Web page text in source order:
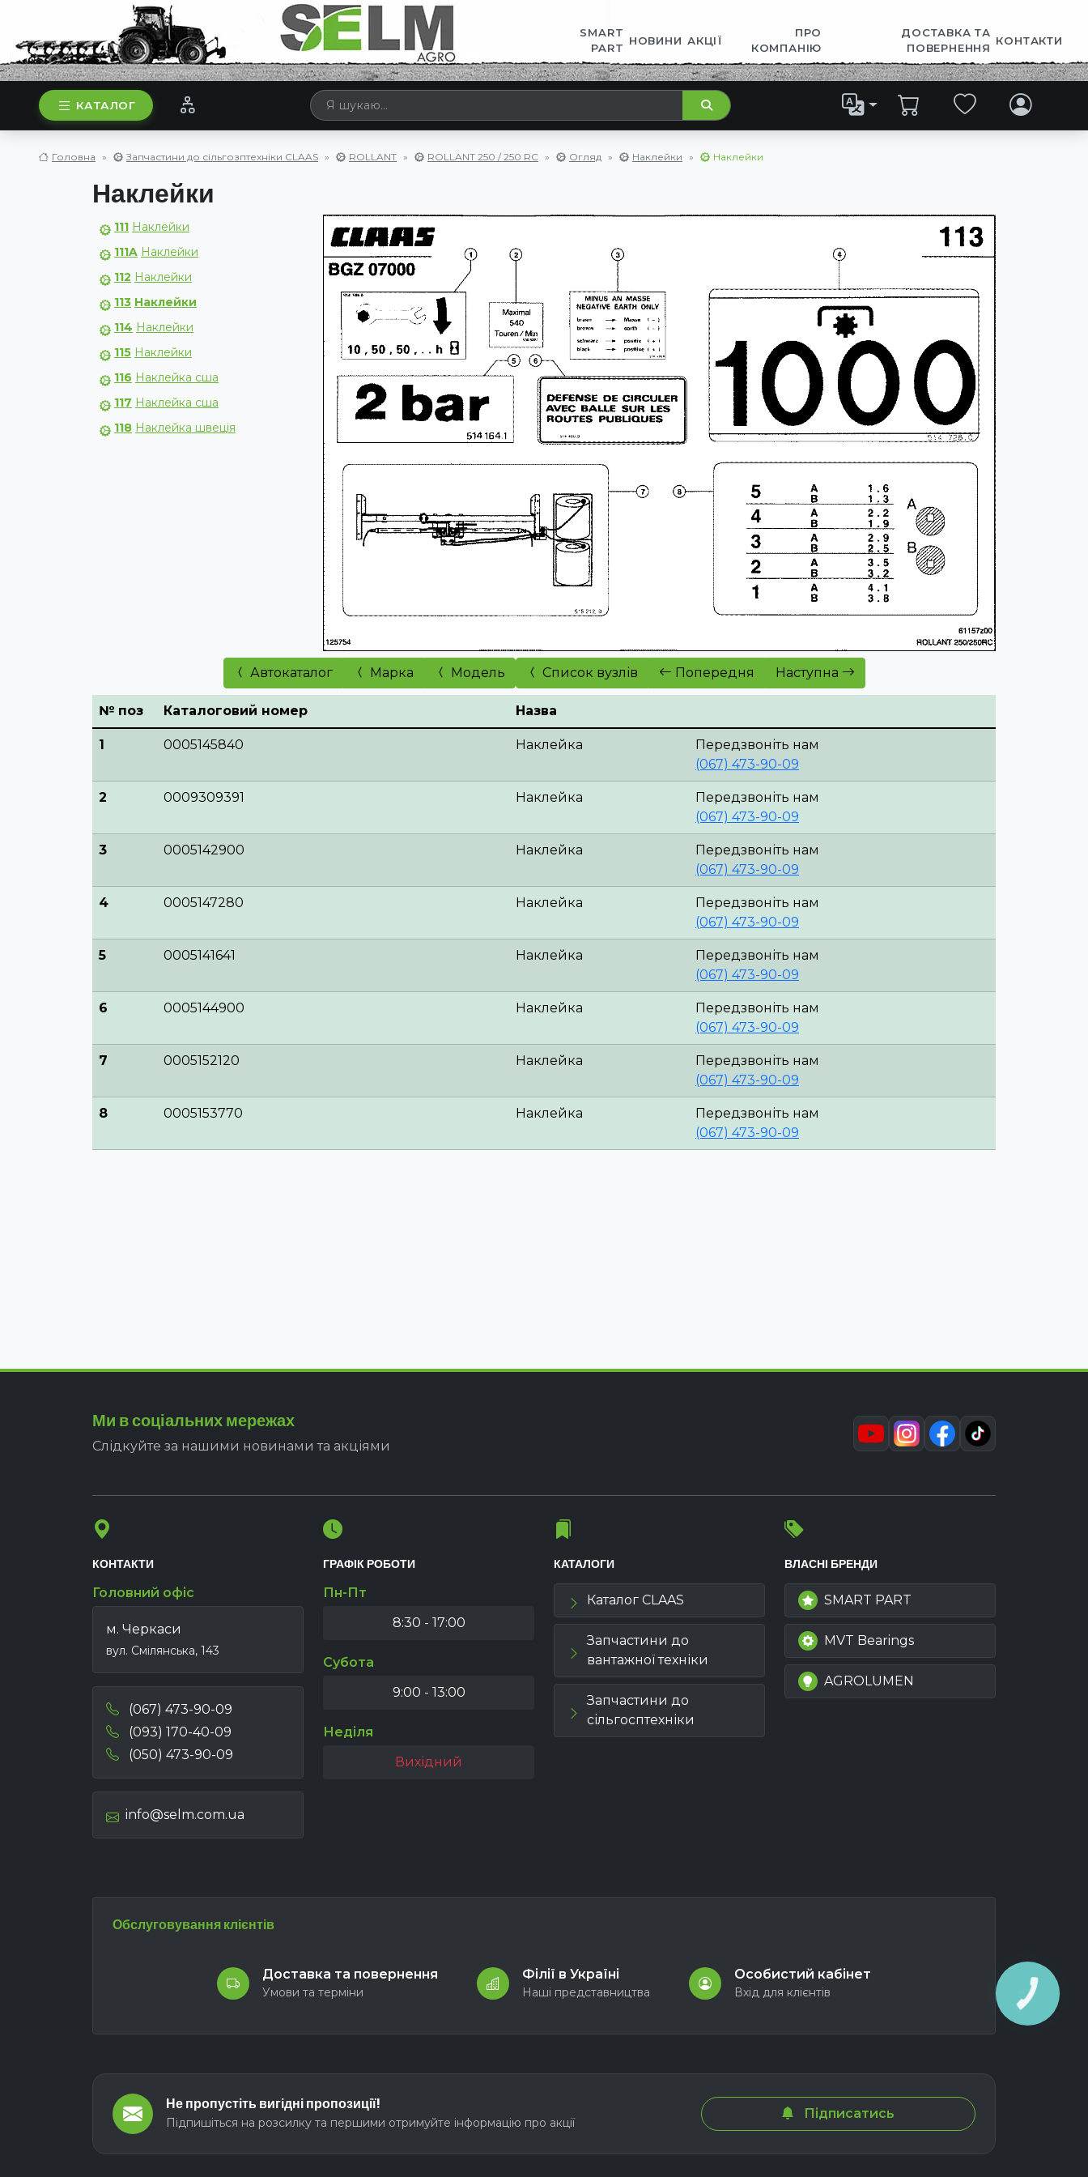
SMART
PART
НОВИНИ АКЦІЇ
ПРО
КОМПАНІЮ
ДОСТАВКА ТА
ПОВЕРНЕННЯ
КОНТАКТИ
КАТАЛОГ
Головна Запчастини до сільгозптехніки CLAAS ROLLANT ROLLANT 250 / 250 RC Огляд Наклейки Наклейки
Наклейки
111 Наклейки
111A Наклейки
112 Наклейки
113 Наклейки
114 Наклейки
115 Наклейки
116 Наклейка сша
117 Наклейка сша
118 Наклейка швеція
Автокаталог Марка Модель Список вузлів Попередня Наступна
№ поз Каталоговий номер Назва
1 0005145840 Наклейка
Передзвоніть нам
(067) 473-90-09
2 0009309391 Наклейка
Передзвоніть нам
(067) 473-90-09
3 0005142900 Наклейка
Передзвоніть нам
(067) 473-90-09
4 0005147280 Наклейка
Передзвоніть нам
(067) 473-90-09
5 0005141641 Наклейка
Передзвоніть нам
(067) 473-90-09
6 0005144900 Наклейка
Передзвоніть нам
(067) 473-90-09
7 0005152120 Наклейка
Передзвоніть нам
(067) 473-90-09
8 0005153770 Наклейка
Передзвоніть нам
(067) 473-90-09
Ми в соціальних мережах
Слідкуйте за нашими новинами та акціями
КОНТАКТИ
Головний офіс
м. Черкаси
вул. Смілянська, 143
(067) 473-90-09
(093) 170-40-09
(050) 473-90-09
info@selm.com.ua
ГРАФІК РОБОТИ
Пн-Пт
8:30 - 17:00
Субота
9:00 - 13:00
Неділя
Вихідний
КАТАЛОГИ
Каталог CLAAS
Запчастини до
вантажної техніки
Запчастини до
сільгосптехніки
ВЛАСНІ БРЕНДИ
SMART PART
MVT Bearings
AGROLUMEN
Обслуговування клієнтів
Доставка та повернення
Умови та терміни
Філії в Україні
Наші представництва
Особистий кабінет
Вхід для клієнтів
Не пропустіть вигідні пропозиції!
Підпишіться на розсилку та першими отримуйте інформацію про акції
Підписатись